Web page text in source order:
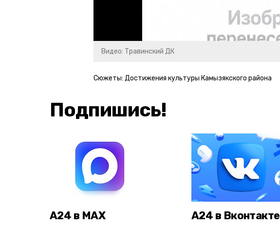
Видео: Травинский ДК
Сюжеты: Достижения культуры Камызякского района
Подпишись!
А24 в MAX А24 в Вконтакте